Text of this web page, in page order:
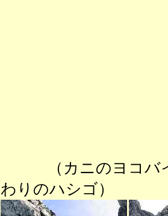
（カニのヨコバ
わりのハシゴ）